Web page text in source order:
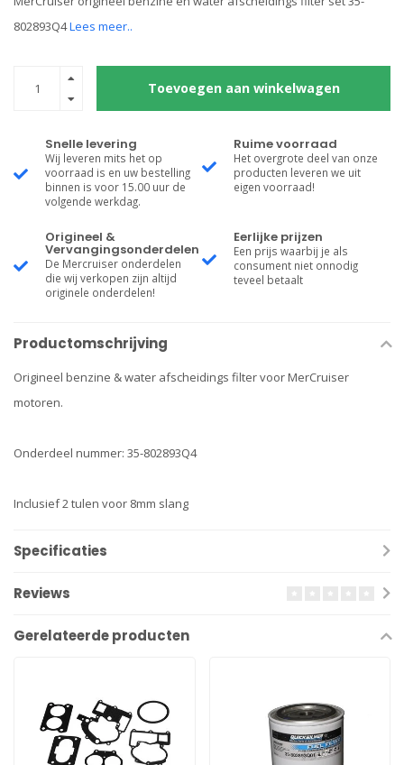
802893Q4Lees meer..
Toevoegen aan winkelwagen
Snelle levering
Wij leveren mits het op
voorraad is en uw bestelling
binnen is voor 15.00 uur de
volgende werkdag.
Ruime voorraad
Het overgrote deel van onze
producten leveren we uit
eigen voorraad!
Origineel &
Vervangingsonderdelen
De Mercruiser onderdelen
die wij verkopen zijn altijd
originele onderdelen!
Eerlijke prijzen
Een prijs waarbij je als
consument niet onnodig
teveel betaalt
Productomschrijving
Origineel benzine & water afscheidings filter voor MerCruiser
motoren.
Onderdeel nummer: 35-802893Q4
Inclusief 2 tulen voor 8mm slang
Specificaties
Reviews
Gerelateerde producten